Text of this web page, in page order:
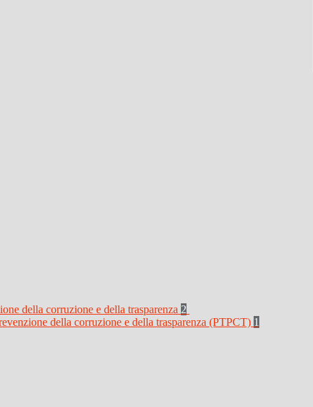
della corruzione e della trasparenza 2
della corruzione e della trasparenza (PTPCT) 1